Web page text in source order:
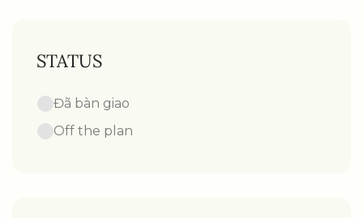
STATUS
Đã bàn giao
Off the plan